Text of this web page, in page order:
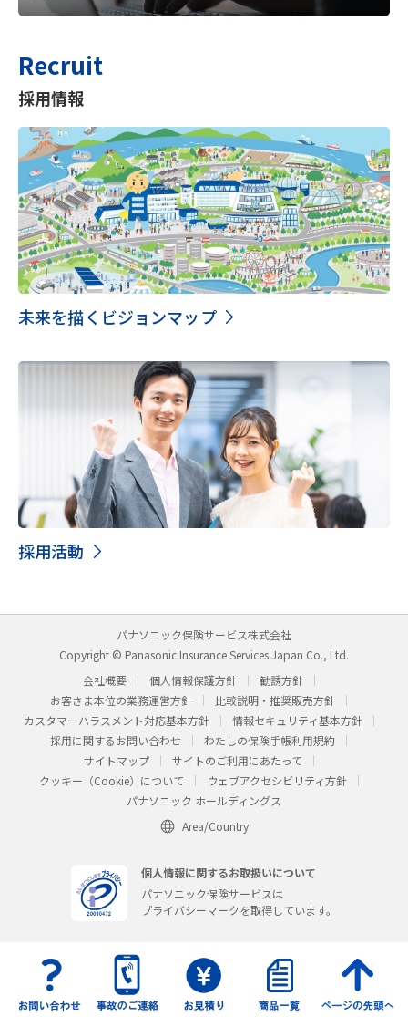
Recruit
採用情報
未来を描くビジョンマップ
採用活動
パナソニック保険サービス株式会社
Copyright © Panasonic Insurance Services Japan Co., Ltd.
会社概要
個人情報保護方針
勧誘方針
お客さま本位の業務運営方針
比較説明・推奨販売方針
カスタマーハラスメント対応基本方針
情報セキュリティ基本方針
採用に関するお問い合わせ
わたしの保険手帳利用規約
サイトマップ
サイトのご利用にあたって
クッキー（Cookie）について
ウェブアクセシビリティ方針
パナソニック ホールディングス
Area/Country
個人情報に関するお取扱いについて
パナソニック保険サービスは
プライバシーマークを取得しています。